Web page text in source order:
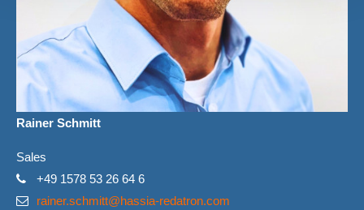
Rainer Schmitt
Sales
+49 1578 53 26 64 6
rainer.schmitt@hassia-redatron.com